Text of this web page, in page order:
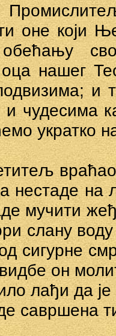
оне који
оца нашег
и
чудесима
укратко
нестаде на
мучити
слану
сигурне
он
лађи да
савршена